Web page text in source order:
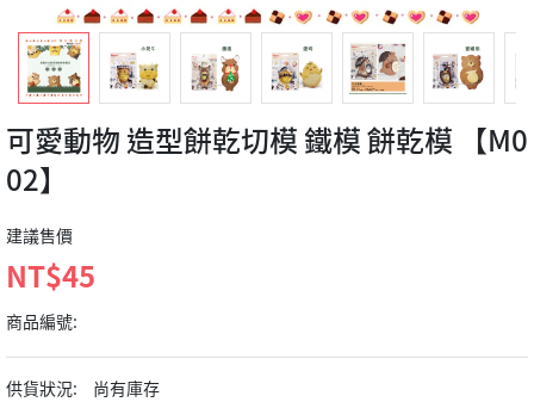
可愛動物 造型餅乾切模 鐵模 餅乾模 【M0
02】
建議售價
NT$45
商品編號:
供貨狀況: 尚有庫存